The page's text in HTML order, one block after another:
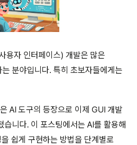
용자 인터페이스) 개발은 많은
분야입니다. 특히 초보자들에게는
AI 도구의 등장으로 이제 GUI 개발
습니다. 이 포스팅에서는 AI를 활용해
쉽게 구현하는 방법을 단계별로